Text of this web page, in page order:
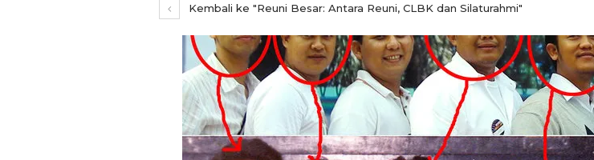
Kembali ke "Reuni Besar: Antara Reuni, CLBK dan Silaturahmi"
REPORTASE REPORTASE